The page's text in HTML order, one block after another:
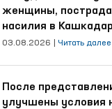
женщины,
насилия в
области
03.08.2026 Читать далее
После
улучшены условия